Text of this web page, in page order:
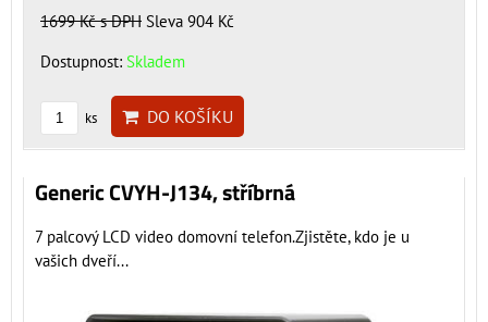
1699 Kčs DPH Sleva 904 Kč
Dostupnost: Skladem
ks DO KOŠÍKU
Generic CVYH-J134, stříbrná
7 palcový LCD video domovní telefon.Zjistěte, kdo je u
vašich dveří...